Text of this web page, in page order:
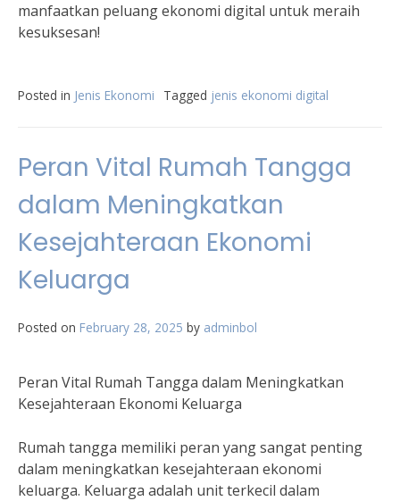
manfaatkan peluang ekonomi digital untuk meraih
kesuksesan!
Posted in Jenis Ekonomi Tagged jenis ekonomi digital
Peran Vital Rumah Tangga
dalam Meningkatkan
Kesejahteraan Ekonomi
Keluarga
Posted on February 28, 2025 by adminbol
Peran Vital Rumah Tangga dalam Meningkatkan
Kesejahteraan Ekonomi Keluarga
Rumah tangga memiliki peran yang sangat penting
dalam meningkatkan kesejahteraan ekonomi
keluarga. Keluarga adalah unit terkecil dalam